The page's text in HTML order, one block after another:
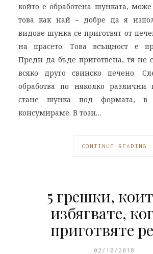
който е обработена шунката,
това как най – добре да я
видове шунка се приготвят от
на прасето. Това всъщност е
Преди да бъде приготвена, тя не
всяко друго свинско печено.
обработва по няколко
стане шунка под формата,
консумираме. В този…
CONTINUE READING
5 грешки,
избягвате,
приготвяте
02/10/2018